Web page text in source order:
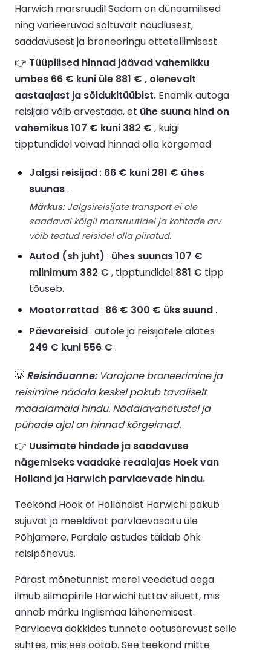
Harwich marsruudil Sadam on dünaamilised
ning varieeruvad sõltuvalt nõudlusest,
saadavusest ja broneeringu ettetellimisest.
👉 Tüüpilised hinnad jäävad vahemikku
umbes 66 € kuni üle 881 € , olenevalt
aastaajast ja sõidukitüübist. Enamik autoga
reisijaid võib arvestada, et ühe suuna hind on
vahemikus 107 € kuni 382 € , kuigi
tipptundidel võivad hinnad olla kõrgemad.
Jalgsi reisijad: 66 € kuni 281 € ühes
suunas.
Märkus:Jalgsireisijate transport ei ole
saadaval kõigil marsruutidel ja kohtade arv
võib teatud reisidel olla piiratud.
Autod (sh juht) : ühes suunas 107 €
miinimum 382 € , tipptundidel 881 € tipp
tõuseb.
Mootorrattad: 86 € 300 € üks suund.
Päevareisid: autole ja reisijatele alates
249 € kuni 556 € .
💡 Reisinõuanne:Varajane broneerimine ja
reisimine nädala keskel pakub tavaliselt
madalamaid hindu. Nädalavahetustel ja
pühade ajal on hinnad kõrgeimad.
👉 Uusimate hindade ja saadavuse
nägemiseks vaadake reaalajas Hoek van
Holland ja Harwich parvlaevade hindu.
Teekond Hook of Hollandist Harwichi pakub
sujuvat ja meeldivat parvlaevasõitu üle
Põhjamere. Pardale astudes täidab õhk
reisipõnevus.
Pärast mõnetunnist merel veedetud aega
ilmub silmapiirile Harwichi tuttav siluett, mis
annab märku Inglismaa lähenemisest.
Parvlaeva dokkides tunnete ootusärevust selle
suhtes, mis ees ootab. See teekond mitte